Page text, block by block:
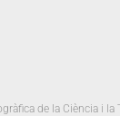
de la Ciència i la